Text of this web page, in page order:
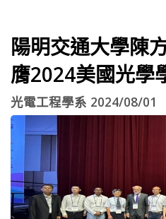
陽明交通大學陳
膺2024美國光學
光電工程學系 2024/08/01